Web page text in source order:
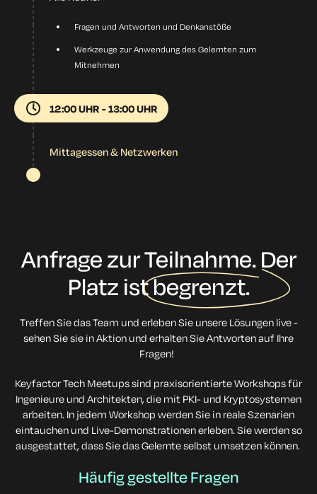
Fragen und Antworten und Denkanstöße
Werkzeuge zur Anwendung des Gelernten zum
Mitnehmen
12:00 UHR - 13:00 UHR
Mittagessen & Netzwerken
Anfrage zur Teilnahme. Der
Platz istbegrenzt.
Treffen Sie das Team und erleben Sie unsere Lösungen live -
sehen Sie sie in Aktion und erhalten Sie Antworten auf Ihre
Fragen!
Keyfactor Tech Meetups sind praxisorientierte Workshops für
Ingenieure und Architekten, die mit PKI- und Kryptosystemen
arbeiten. In jedem Workshop werden Sie in reale Szenarien
eintauchen und Live-Demonstrationen erleben. Sie werden so
ausgestattet, dass Sie das Gelernte selbst umsetzen können.
Häufig gestellte Fragen